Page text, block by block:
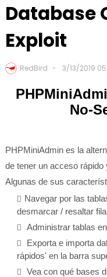
Database
Exploit
RedBird 3/13/2019
No-
PHPMiniAdmin es la
de tener un acceso
Algunas de sus
Navegar por las
desmarcar / resaltar
Administrar tablas
Exporta e importa
rápidos' en la barra
Vea con qué bases